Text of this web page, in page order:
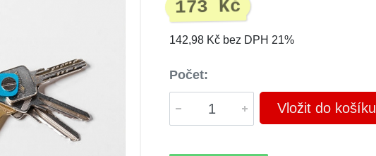
173 Kč
142,98 Kč bez DPH 21%
Počet:
Vložit do košíku